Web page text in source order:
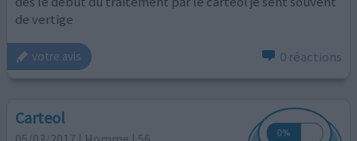
de vertige
votre avis 0 réactions
Carteol